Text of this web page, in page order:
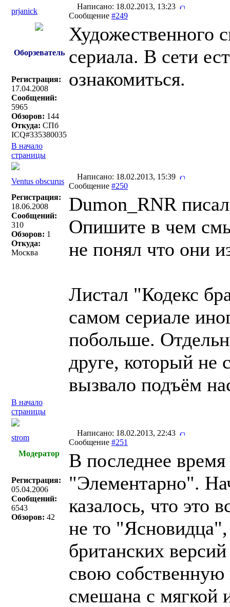
prjanick
Написано: 18.02.2013, 13:23
Сообщение #249
Оборзеватель
Регистрация:
17.04.2008
Сообщений:
5965
Обзоров: 144
Откуда: СПб
ICQ#335380035
Художественного
сериала. В сети
ознакомиться.
В начало
страницы
Ventus obscurus
Написано: 18.02.2013, 15:39
Сообщение #250
Регистрация:
18.06.2008
Сообщений:
310
Обзоров: 1
Откуда:
Москва
Dumon_RNR
Опишите в чем
не понял что они
Листал "Кодекс
самом сериале
побольше.
друге, который не
вызвало подъём
В начало
страницы
strom
Написано: 18.02.2013, 22:43
Сообщение #251
Модератор
Регистрация:
05.04.2006
Сообщений:
6543
Обзоров: 42
В последнее
"Элементарно".
казалось, что это
не то
британских
свою собственную
смешана с мягкой